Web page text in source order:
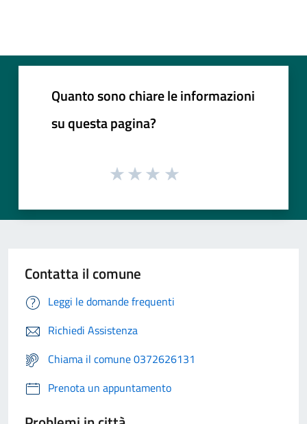
Quanto sono chiare le informazioni
su questa pagina?
Contatta il comune
Leggi le domande frequenti
Richiedi Assistenza
Chiama il comune 0372626131
Prenota un appuntamento